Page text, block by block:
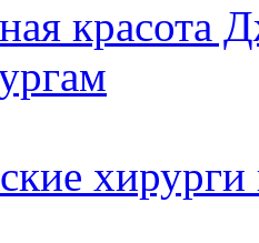
красота
хирурги